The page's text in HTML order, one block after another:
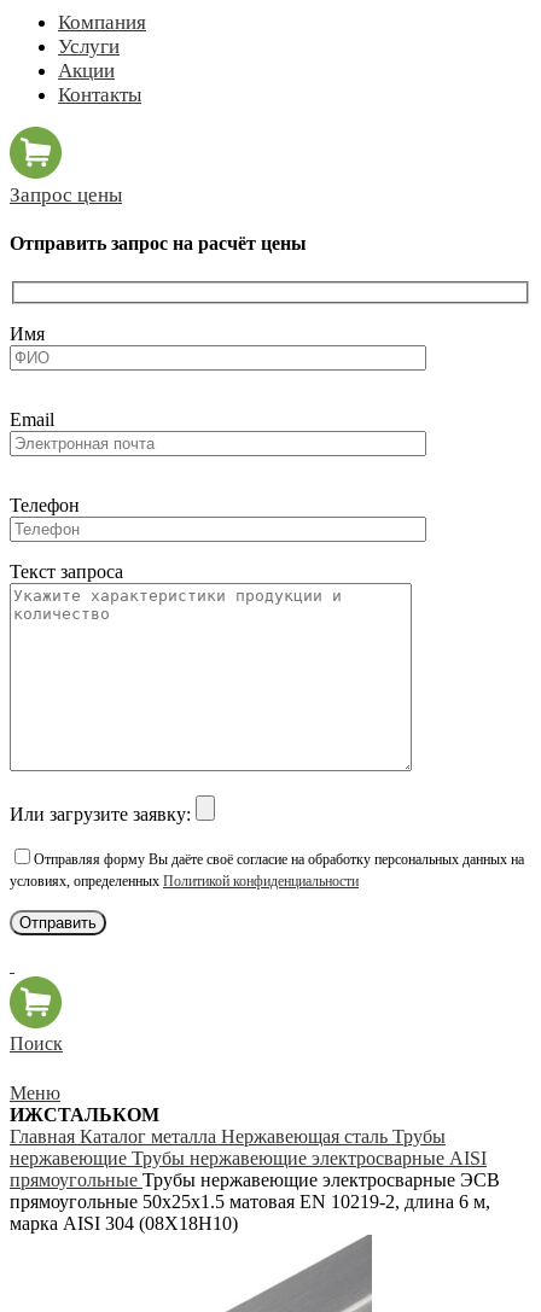
Компания
Услуги
Акции
Контакты
Запрос цены
Отправить запрос на расчёт цены
Имя
Email
Телефон
Текст запроса
Или загрузите заявку:
Отправляя форму Вы даёте своё согласие на обработку персональных данных на
условиях, определенных Политикой конфиденциальности
Поиск
Меню
ИЖСТАЛЬКОМ
Главная Каталог металла Нержавеющая сталь Трубы
нержавеющие Трубы нержавеющие электросварные AISI
прямоугольные Трубы нержавеющие электросварные ЭСВ
прямоугольные 50х25х1.5 матовая EN 10219-2, длина 6 м,
марка AISI 304 (08Х18Н10)